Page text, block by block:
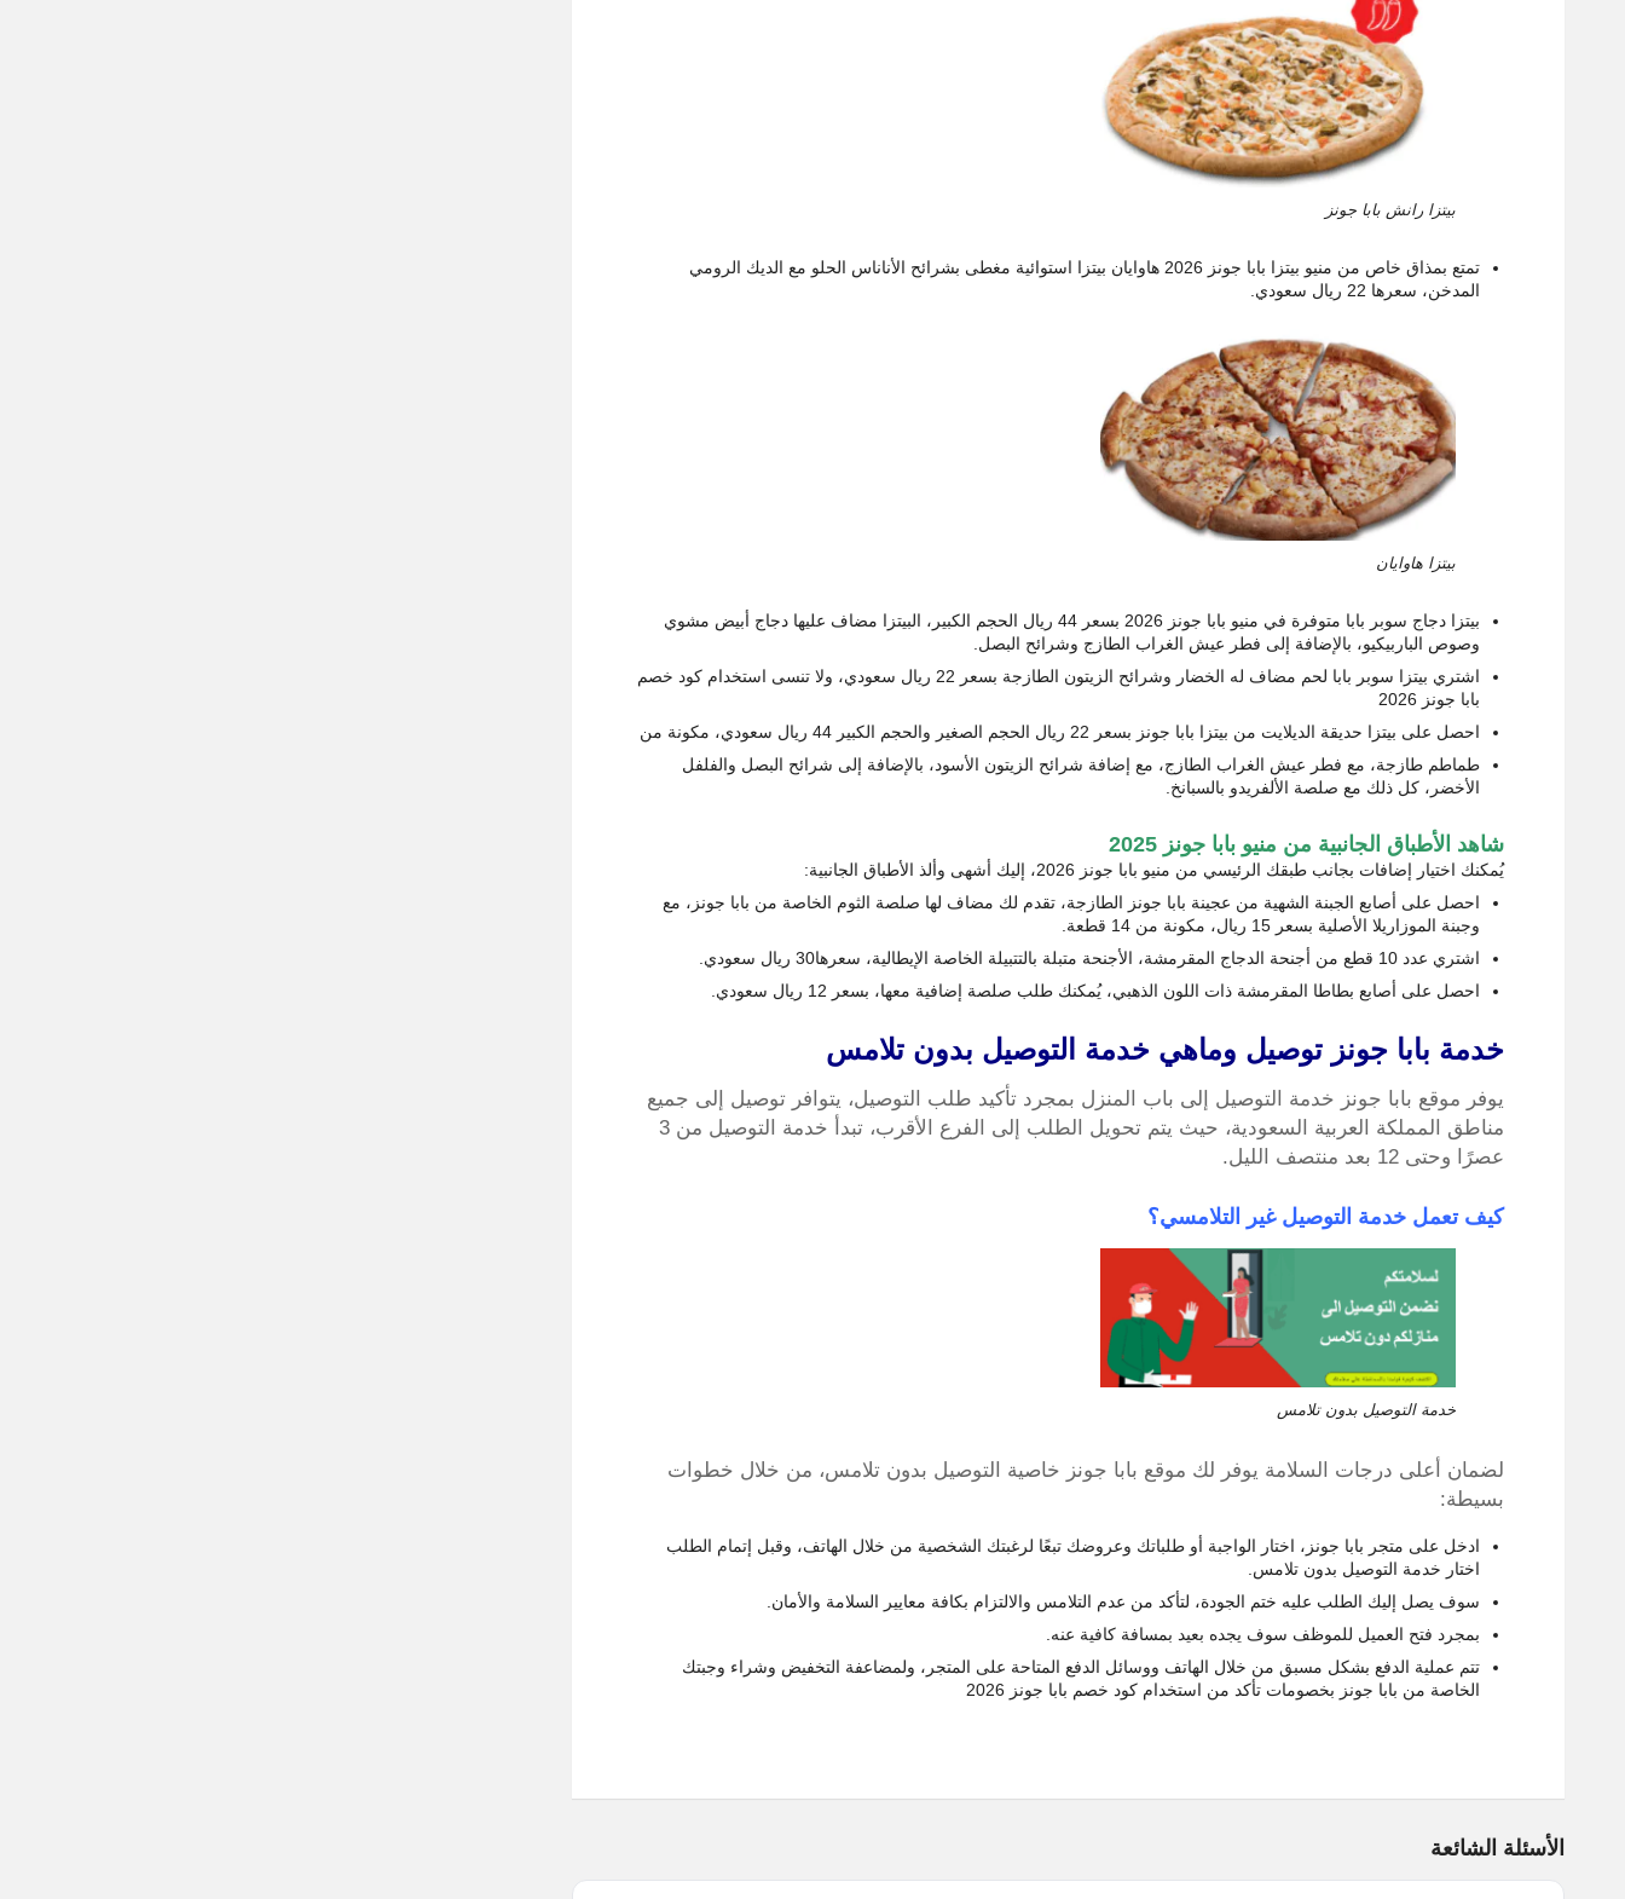
بيتزا رانش بابا جونز
تمتع بمذاق خاص من منيو بيتزا بابا جونز 2026 هاوايان بيتزا استوائية مغطى بشرائح الأناناس الحلو مع الديك الرومي
المدخن، سعرها 22 ريال سعودي.
بيتزا هاوايان
بيتزا دجاج سوبر بابا متوفرة في منيو بابا جونز 2026 بسعر 44 ريال الحجم الكبير، البيتزا مضاف عليها دجاج أبيض مشوي
وصوص الباربيكيو، بالإضافة إلى فطر عيش الغراب الطازج وشرائح البصل.
اشتري بيتزا سوبر بابا لحم مضاف له الخضار وشرائح الزيتون الطازجة بسعر 22 ريال سعودي، ولا تنسى استخدام كود خصم
بابا جونز 2026
احصل على بيتزا حديقة الديلايت من بيتزا بابا جونز بسعر 22 ريال الحجم الصغير والحجم الكبير 44 ريال سعودي، مكونة من
طماطم طازجة، مع فطر عيش الغراب الطازج، مع إضافة شرائح الزيتون الأسود، بالإضافة إلى شرائح البصل والفلفل
الأخضر، كل ذلك مع صلصة الألفریدو بالسبانخ.
شاهد الأطباق الجانبية من منيو بابا جونز 2025
يُمكنك اختيار إضافات بجانب طبقك الرئيسي من منيو بابا جونز 2026، إليك أشهى وألذ الأطباق الجانبية:
احصل على أصابع الجبنة الشهية من عجينة بابا جونز الطازجة، تقدم لك مضاف لها صلصة الثوم الخاصة من بابا جونز، مع
وجبنة الموزاريلا الأصلية بسعر 15 ريال، مكونة من 14 قطعة.
اشتري عدد 10 قطع من أجنحة الدجاج المقرمشة، الأجنحة متبلة بالتتبيلة الخاصة الإيطالية، سعرها30 ريال سعودي.
احصل على أصابع بطاطا المقرمشة ذات اللون الذهبي، يُمكنك طلب صلصة إضافية معها، بسعر 12 ريال سعودي.
خدمة بابا جونز توصيل وماهي خدمة التوصيل بدون تلامس
يوفر موقع بابا جونز خدمة التوصيل إلى باب المنزل بمجرد تأكيد طلب التوصيل، يتوافر توصيل إلى جميع
مناطق المملكة العربية السعودية، حيث يتم تحويل الطلب إلى الفرع الأقرب، تبدأ خدمة التوصيل من 3
عصرًا وحتى 12 بعد منتصف الليل.
كيف تعمل خدمة التوصيل غير التلامسي؟
خدمة التوصيل بدون تلامس
لضمان أعلى درجات السلامة يوفر لك موقع بابا جونز خاصية التوصيل بدون تلامس، من خلال خطوات
بسيطة:
ادخل على متجر بابا جونز، اختار الواجبة أو طلباتك وعروضك تبعًا لرغبتك الشخصية من خلال الهاتف، وقبل إتمام الطلب
اختار خدمة التوصيل بدون تلامس.
سوف يصل إليك الطلب عليه ختم الجودة، لتأكد من عدم التلامس والالتزام بكافة معايير السلامة والأمان.
بمجرد فتح العميل للموظف سوف يجده بعيد بمسافة كافية عنه.
تتم عملية الدفع بشكل مسبق من خلال الهاتف ووسائل الدفع المتاحة على المتجر، ولمضاعفة التخفيض وشراء وجبتك
الخاصة من بابا جونز بخصومات تأكد من استخدام كود خصم بابا جونز 2026
الأسئلة الشائعة